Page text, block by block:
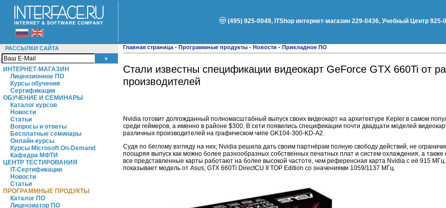
(495) 925-0049, ITShop интернет-магазин 229-0436, Учебный Центр 925-
РАССЫЛКИ САЙТА
ИНТЕРНЕТ-МАГАЗИН
Лицензионное ПО
Курсы обучения
Сертификация
ОБУЧЕНИЕ И СЕМИНАРЫ
Каталог курсов
Новости
Статьи
Вопросы и ответы
Бесплатные семинары
Онлайн-курсы
Курсы Microsoft On-Demand
Кафедра МФТИ
ЦЕНТР ТЕСТИРОВАНИЯ
IT-Сертификации
Новости
Статьи
ПРОГРАММНЫЕ ПРОДУКТЫ
Каталог ПО
Лицензиатор ПО
Главная страница - Программные продукты - Новости - Прикладное ПО
Стали известны спецификации видеокарт GeForce GTX 660Ti от
производителей
Nvidia готовит долгожданный полномасштабный выпуск своих видеокарт на архитектуре Kepler в самом
среди геймеров, а именно в районе $300. В сети появились спецификации почти двадцати моделей
различных производителей на графическом чипе GK104-300-KD-A2.
Судя по беглому взгляду на них, Nvidia решила дать своим партнёрам полную свободу действий, не
поощряя выпуск как можно более разнообразных собственных печатных плат и систем охлаждения, а
все представленные карты работают на более высокой частоте, чем референсная карта Nvidia с её 915
показывает модель от Asus, GTX 660Ti DirectCU II TOP Edition со значениями 1059/1137 МГц.